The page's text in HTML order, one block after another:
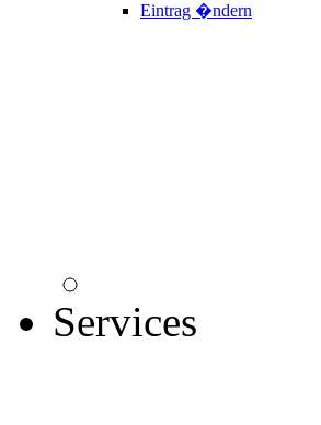
Eintrag �ndern
Services